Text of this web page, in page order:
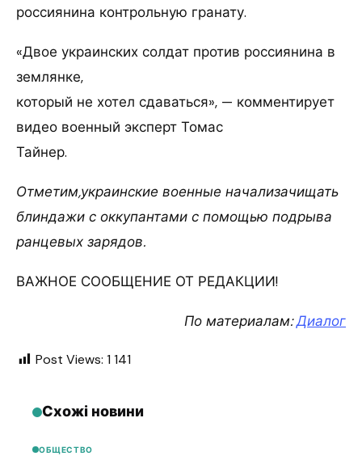
россиянина контрольную гранату.
«Двое украинских солдат против россиянина в
землянке,
который не хотел сдаваться», — комментирует
видео военный эксперт Томас
Тайнер.
Отметим,украинские военные начализачищать
блиндажи с оккупантами с помощью подрыва
ранцевых зарядов.
ВАЖНОЕ СООБЩЕНИЕ ОТ РЕДАКЦИИ!
По материалам:Диалог
Post Views: 1 141
Схожі новини
ОБЩЕСТВО